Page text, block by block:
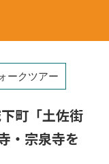
ークツアー
町「土佐街
・宗泉寺を